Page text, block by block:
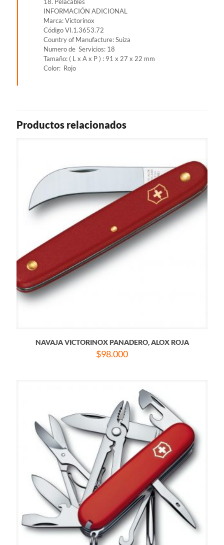
18. Pelacables
INFORMACIÓN ADICIONAL
Marca: Victorinox
Código VI.1.3653.72
Country of Manufacture: Suiza
Numero de Servicios: 18
Tamaño: ( L x A x P ) : 91 x 27 x 22 mm
Color: Rojo
Productos relacionados
NAVAJA VICTORINOX PANADERO, ALOX ROJA
$98.000